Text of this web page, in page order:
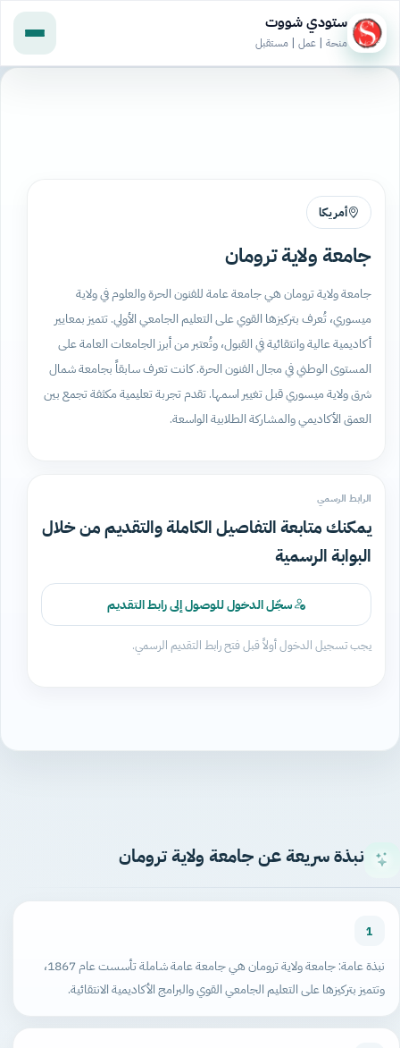
ستودي شووت
منحة | عمل | مستقبل
أمريكا
جامعة ولاية ترومان
جامعة ولاية ترومان هي جامعة عامة للفنون الحرة والعلوم في ولاية
ميسوري، تُعرف بتركيزها القوي على التعليم الجامعي الأولي. تتميز بمعايير
أكاديمية عالية وانتقائية في القبول، وتُعتبر من أبرز الجامعات العامة على
المستوى الوطني في مجال الفنون الحرة. كانت تعرف سابقاً بجامعة شمال
شرق ولاية ميسوري قبل تغيير اسمها. تقدم تجربة تعليمية مكثفة تجمع بين
العمق الأكاديمي والمشاركة الطلابية الواسعة.
الرابط الرسمي
يمكنك متابعة التفاصيل الكاملة والتقديم من خلال
البوابة الرسمية
سجّل الدخول للوصول إلى رابط التقديم
يجب تسجيل الدخول أولاً قبل فتح رابط التقديم الرسمي.
نبذة سريعة عن جامعة ولاية ترومان
1
نبذة عامة: جامعة ولاية ترومان هي جامعة عامة شاملة تأسست عام 1867،
وتتميز بتركيزها على التعليم الجامعي القوي والبرامج الأكاديمية الانتقائية.